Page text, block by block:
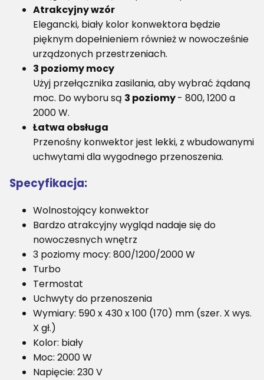
Atrakcyjny wzór
Elegancki, biały kolor konwektora będzie
pięknym dopełnieniem również w nowocześnie
urządzonych przestrzeniach.
3 poziomy mocy
Użyj przełącznika zasilania, aby wybrać żądaną
moc. Do wyboru są 3 poziomy- 800, 1200 a
2000 W.
Łatwa obsługa
Przenośny konwektor jest lekki, z wbudowanymi
uchwytami dla wygodnego przenoszenia.
Specyfikacja:
Wolnostojący konwektor
Bardzo atrakcyjny wygląd nadaje się do
nowoczesnych wnętrz
3 poziomy mocy: 800/1200/2000 W
Turbo
Termostat
Uchwyty do przenoszenia
Wymiary: 590 x 430 x 100 (170) mm (szer. X wys.
X gł.)
Kolor: biały
Moc: 2000 W
Napięcie: 230 V